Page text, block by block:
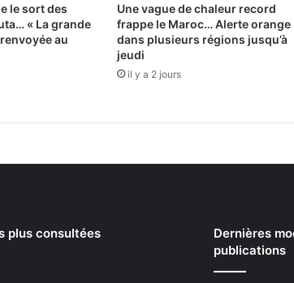
le sort des
« La grande
au
Une vague de chaleur record
frappe le Maroc… Alerte orange
dans plusieurs régions jusqu’à
jeudi
il y a 2 jours
plus consultées
Dernières
publications